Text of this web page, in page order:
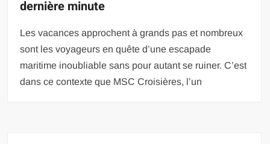
dernière minute
Les vacances approchent à grands pas et nombreux
sont les voyageurs en quête d’une escapade
maritime inoubliable sans pour autant se ruiner. C’est
dans ce contexte que MSC Croisières, l’un